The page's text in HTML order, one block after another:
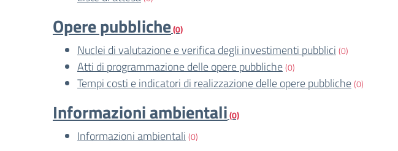
Opere pubbliche(0)
Nuclei di valutazione e verifica degli investimenti pubblici (0)
Atti di programmazione delle opere pubbliche(0)
Tempi costi e indicatori di realizzazione delle opere pubbliche(0)
Informazioni ambientali(0)
Informazioni ambientali (0)